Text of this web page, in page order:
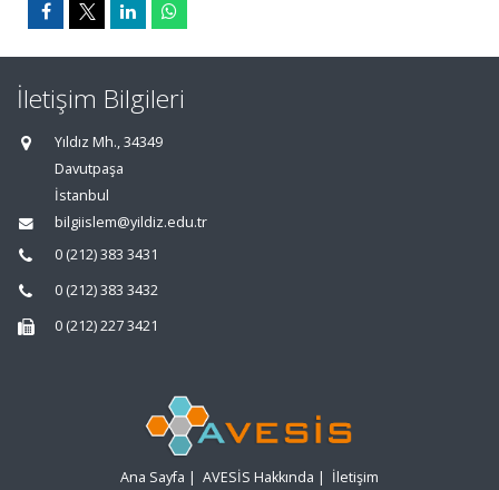
İletişim Bilgileri
Yıldız Mh., 34349
Davutpaşa
İstanbul
bilgiislem@yildiz.edu.tr
0 (212) 383 3431
0 (212) 383 3432
0 (212) 227 3421
Ana Sayfa | AVESİS Hakkında | İletişim